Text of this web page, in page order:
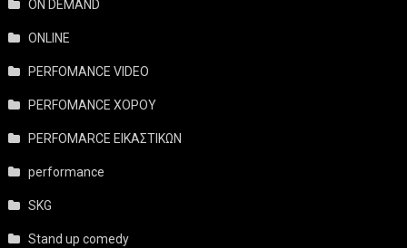
ON DEMAND
ONLINE
PERFOMANCE VIDEO
PERFOMANCE ΧΟΡΟΥ
PERFOMARCE ΕΙΚΑΣΤΙΚΩΝ
performance
SKG
Stand up comedy